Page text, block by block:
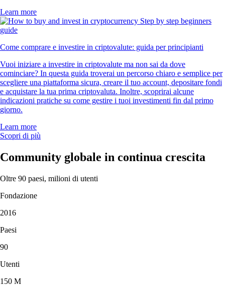
Learn more
Come comprare e investire in criptovalute: guida per principianti
Vuoi iniziare a investire in criptovalute ma non sai da dove
cominciare? In questa guida troverai un percorso chiaro e semplice per
scegliere una piattaforma sicura, creare il tuo account, depositare fondi
e acquistare la tua prima criptovaluta. Inoltre, scoprirai alcune
indicazioni pratiche su come gestire i tuoi investimenti fin dal primo
giorno.
Learn more
Scopri di più
Community globale in continua crescita
Oltre 90 paesi, milioni di utenti
Fondazione
2016
Paesi
90
Utenti
150 M